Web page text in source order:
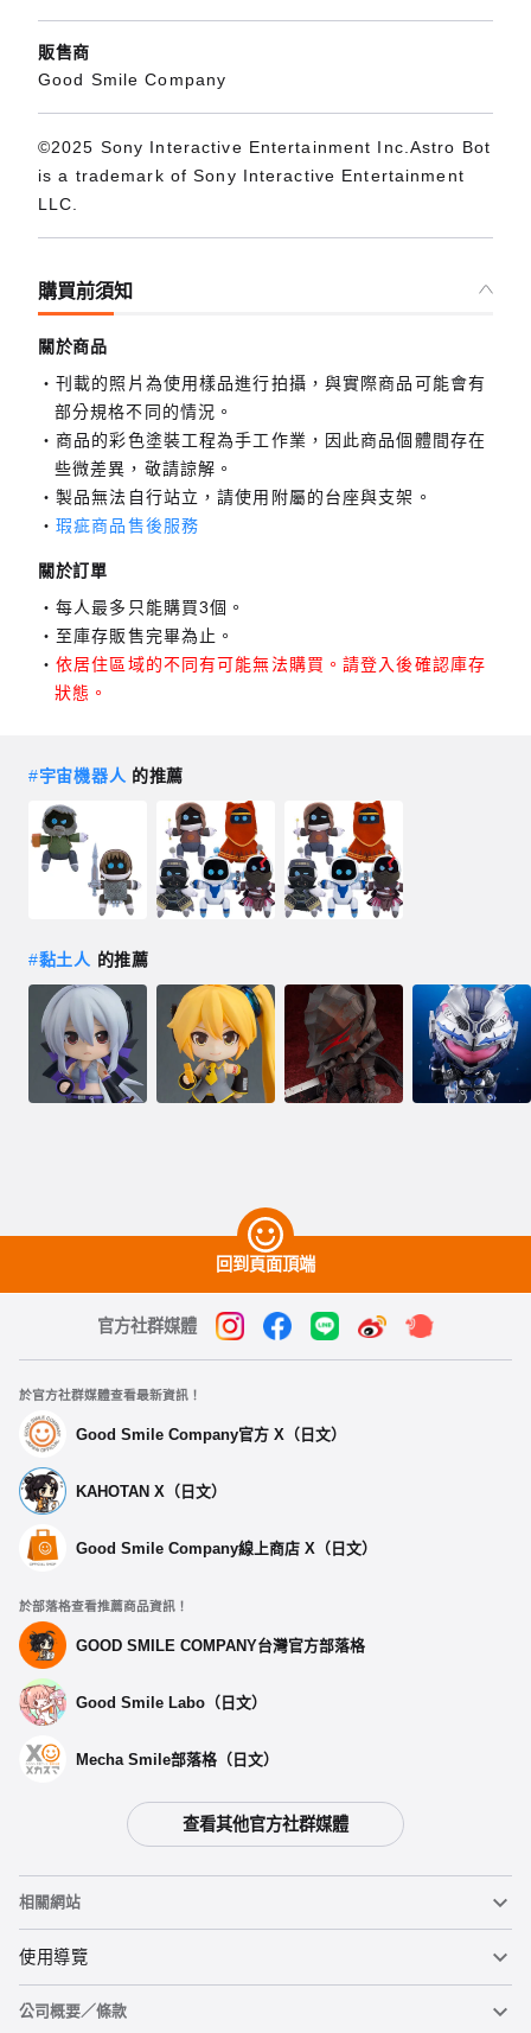
販售商
Good Smile Company
©2025 Sony Interactive Entertainment Inc.Astro Bot
is a trademark of Sony Interactive Entertainment
LLC.
購買前須知
關於商品
刊載的照片為使用樣品進行拍攝，與實際商品可能會有
部分規格不同的情況。
商品的彩色塗裝工程為手工作業，因此商品個體間存在
些微差異，敬請諒解。
製品無法自行站立，請使用附屬的台座與支架。
瑕疵商品售後服務
關於訂單
每人最多只能購買3個。
至庫存販售完畢為止。
依居住區域的不同有可能無法購買。請登入後確認庫存
狀態。
#宇宙機器人 的推薦
#黏土人 的推薦
回到頁面頂端
官方社群媒體
於官方社群媒體查看最新資訊！
Good Smile Company官方 X（日文）
KAHOTAN X（日文）
Good Smile Company線上商店 X（日文）
於部落格查看推薦商品資訊！
GOOD SMILE COMPANY台灣官方部落格
Good Smile Labo（日文）
Mecha Smile部落格（日文）
查看其他官方社群媒體
相關網站
黏土人
黏土人臉部製造機（英文）
使用導覽
重要公告
公司概要／條款